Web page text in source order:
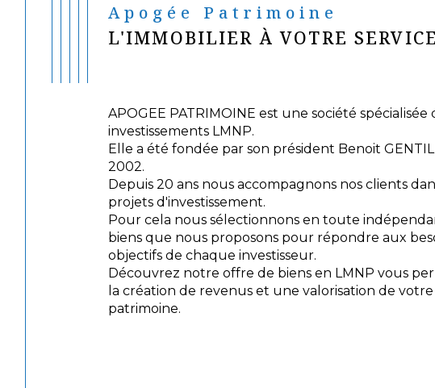
Apogée Patrimoine
L'IMMOBILIER À VOTRE SERVICE
APOGEE PATRIMOINE est une société spécialisée
investissements LMNP.
Elle a été fondée par son président Benoit
2002.
Depuis 20 ans nous accompagnons nos clients
projets d'investissement.
Pour cela nous sélectionnons en toute
biens que nous proposons pour répondre aux
objectifs de chaque investisseur.
Découvrez notre offre de biens en LMNP vous
la création de revenus et une valorisation de votre
patrimoine.